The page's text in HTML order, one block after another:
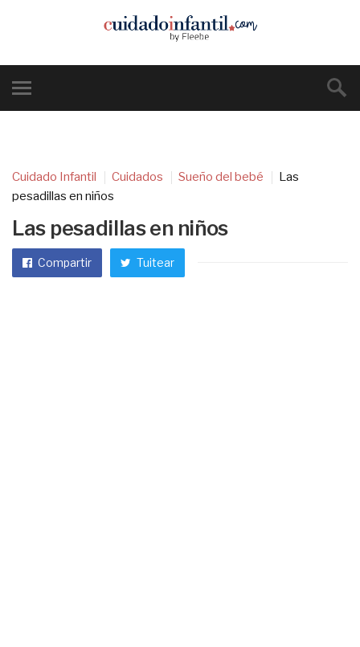
Cuidado Infantil Cuidados Sueño del bebé
Las
pesadillas en niños
Las pesadillas en niños
Compartir Tuitear